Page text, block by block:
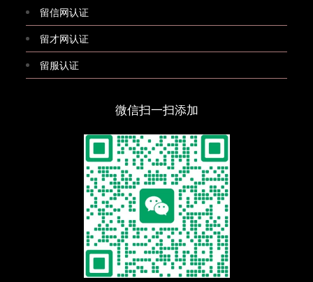
留信网认证
留才网认证
留服认证
微信扫一扫添加